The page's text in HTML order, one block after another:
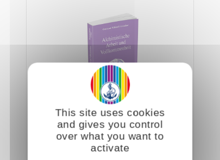
"Kämpft nicht gegen eure Schwächen und
Mängel an,sondern lernt, sie zu nutzen und an
die Arbeit zu schicken. Seien es Eifersucht,
Zorn, …
14.00CHF
This site uses cookies
and gives you control
over what you want to
activate